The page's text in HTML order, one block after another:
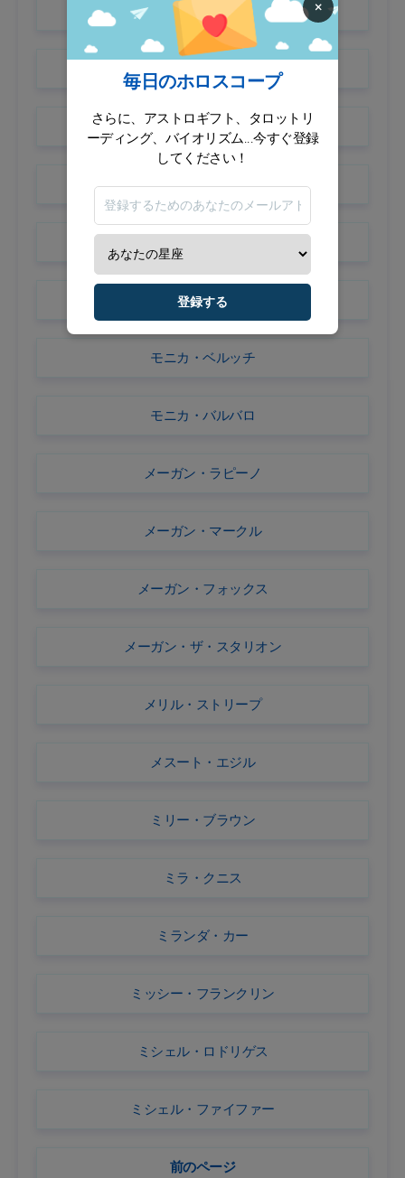
ラナ・デル・レイ
ライリー・キーオー
ライアン・レイノルズ
ライアン・ゴスリング
ユアン・マクレガー
モニカ・ベルッチ
モニカ・バルバロ
メーガン・ラピーノ
メーガン・マークル
メーガン・フォックス
メーガン・ザ・スタリオン
メリル・ストリープ
メスート・エジル
ミリー・ブラウン
ミラ・クニス
ミランダ・カー
ミッシー・フランクリン
ミシェル・ロドリゲス
ミシェル・ファイファー
前のページ
×
毎日のホロスコープ
さらに、アストロギフト、タロットリ
ーディング、バイオリズム...今すぐ登録
してください！
登録する